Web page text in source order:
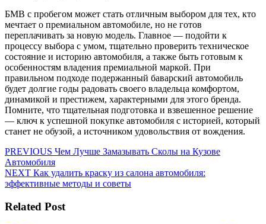
БМВ с пробегом может стать отличным выбором для тех, кто
мечтает о премиальном автомобиле, но не готов
переплачивать за новую модель. Главное — подойти к
процессу выбора с умом, тщательно проверить техническое
состояние и историю автомобиля, а также быть готовым к
особенностям владения премиальной маркой. При
правильном подходе подержанный баварский автомобиль
будет долгие годы радовать своего владельца комфортом,
динамикой и престижем, характерными для этого бренда.
Помните, что тщательная подготовка и взвешенное решение
— ключ к успешной покупке автомобиля с историей, который
станет не обузой, а источником удовольствия от вождения.
Навигация
по
записям
PREVIOUS Предыдущая
запись:
Чем Лучше Замазывать Сколы на Кузове
Автомобиля
NEXT Следующая
запись:
Как удалить краску из салона автомобиля:
эффективные методы и советы
Related Post